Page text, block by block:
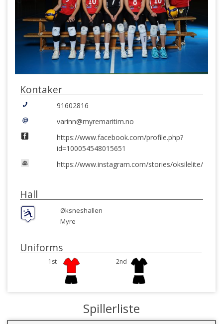
Kontaker
91602816
varinn@myremaritim.no
https://www.facebook.com/profile.php?
id=100054548015651
https://www.instagram.com/stories/oksilelite/
Hall
Øksneshallen
Myre
Uniforms
1st 2nd
Spillerliste